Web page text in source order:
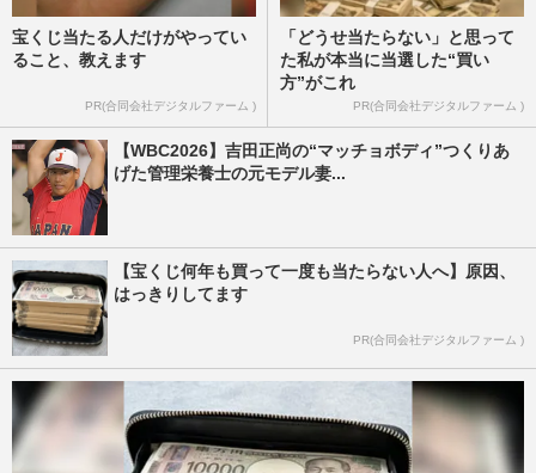
宝くじ当たる人だけがやってい
ること、教えます
PR(合同会社デジタルファーム )
「どうせ当たらない」と思って
た私が本当に当選した“買い
方”がこれ
PR(合同会社デジタルファーム )
【WBC2026】吉田正尚の“マッチョボディ”つくりあ
げた管理栄養士の元モデル妻...
【宝くじ何年も買って一度も当たらない人へ】原因、
はっきりしてます
PR(合同会社デジタルファーム )